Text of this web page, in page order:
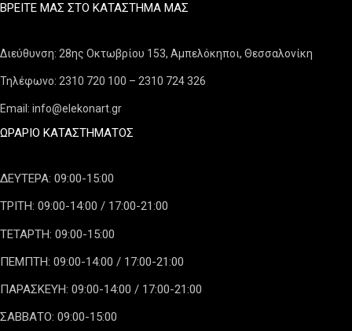
ΒΡΕΊΤΕ ΜΑΣ ΣΤΟ ΚΑΤΆΣΤΗΜΑ ΜΑΣ
Διεύθυνση: 28ης Οκτωβρίου 153, Αμπελόκηποι, Θεσσαλονίκη
Τηλέφωνο: 2310 720 100 – 2310 724 326
Email: info@elekonart.gr
ΩΡΆΡΙΟ ΚΑΤΑΣΤΉΜΑΤΟΣ
ΔΕΥΤΕΡΑ: 09:00-15:00
ΤΡΙΤΗ: 09:00-14:00 / 17:00-21:00
ΤΕΤΑΡΤΗ: 09:00-15:00
ΠΕΜΠΤΗ: 09:00-14:00 / 17:00-21:00
ΠΑΡΑΣΚΕΥΗ: 09:00-14:00 / 17:00-21:00
ΣΑΒΒΑΤΟ: 09:00-15:00